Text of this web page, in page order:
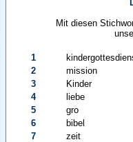
Mit diesen
1
2
mission
3
Kinder
4
liebe
5
gro
6
bibel
7
zeit